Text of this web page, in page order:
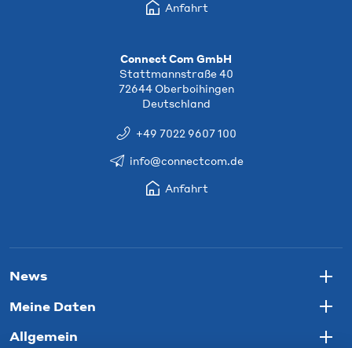
Anfahrt
Connect Com GmbH
Stattmannstraße 40
72644 Oberboihingen
Deutschland
+49 7022 9607 100
info@connectcom.de
Anfahrt
News
Meine Daten
Allgemein